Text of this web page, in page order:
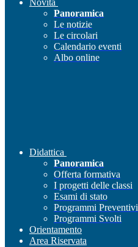
Novità
Panoramica
Le notizie
Le circolari
Calendario eventi
Albo online
Didattica
Panoramica
Offerta formativa
I progetti delle classi
Esami di stato
Programmi Preventivi
Programmi Svolti
Orientamento
Area Riservata